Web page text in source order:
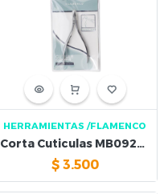
HERRAMIENTAS /FLAMENCO
Corta Cuticulas MB092605
$ 3.500